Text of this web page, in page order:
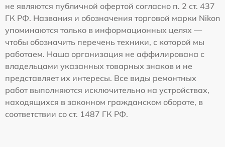
не являются публичной офертой согласно п. 2 ст. 437
ГК РФ. Названия и обозначения торговой марки Nikon
упоминаются только в информационных целях —
чтобы обозначить перечень техники, с которой мы
работаем. Наша организация не аффилирована с
владельцами указанных товарных знаков и не
представляет их интересы. Все виды ремонтных
работ выполняются исключительно на устройствах,
находящихся в законном гражданском обороте, в
соответствии со ст. 1487 ГК РФ.